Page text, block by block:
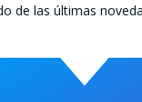
de las últimas